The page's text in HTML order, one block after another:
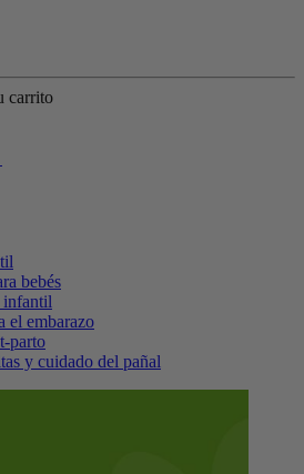
carrito
bebés
el embarazo
parto
y cuidado del pañal